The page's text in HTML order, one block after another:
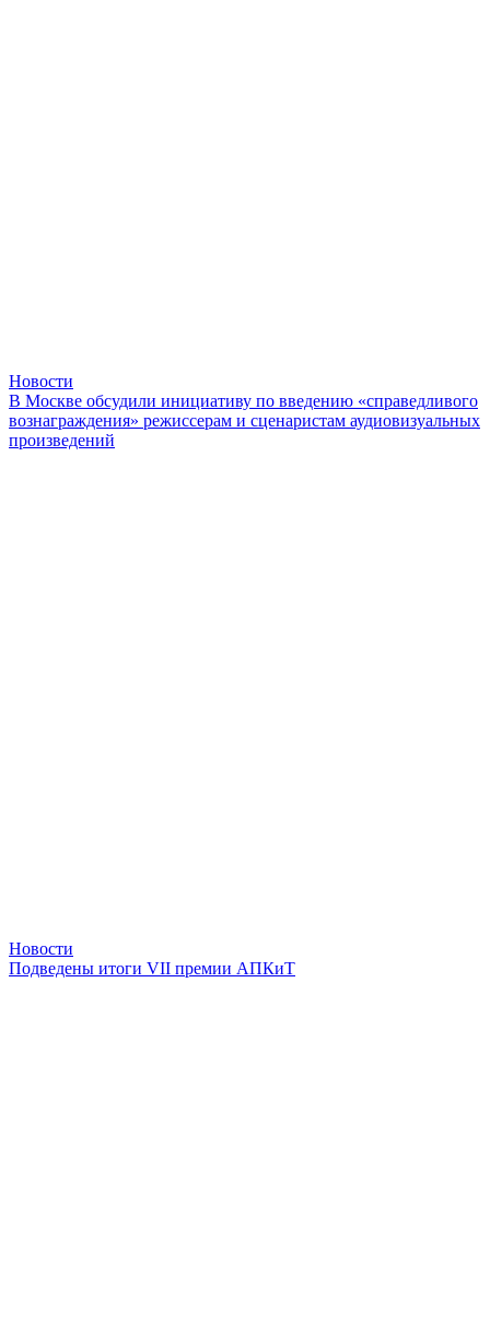
Новости
В Москве обсудили инициативу по введению «справедливого
вознаграждения» режиссерам и сценаристам аудиовизуальных
произведений
Новости
Подведены итоги VII премии АПКиТ